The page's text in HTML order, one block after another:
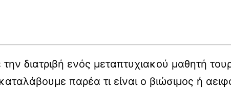
διατριβή ενός μεταπτυχιακού μαθητή
παρέα τι είναι ο βιώσιμος ή